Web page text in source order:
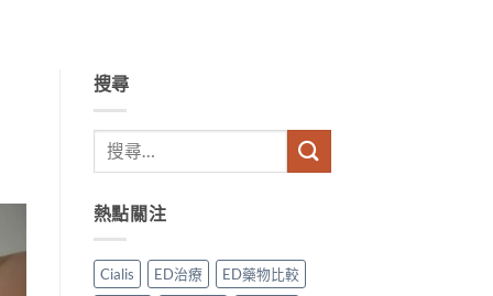
搜尋
熱點關注
Cialis ED治療
ED藥物比較